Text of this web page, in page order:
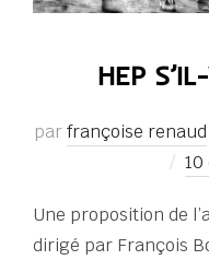
HEP
parfrançoise renaud
Une proposition de
dirigé par François